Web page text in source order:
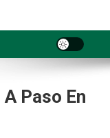
Paso En